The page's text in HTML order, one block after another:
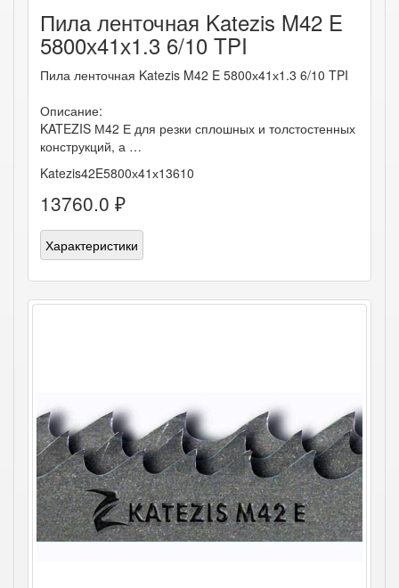
Пила ленточная Katezis M42 E
5800х41х1.3 6/10 TPI
Пила ленточная Katezis M42 E 5800х41х1.3 6/10 TPI
Описание:
KATEZIS М42 Е для резки сплошных и толстостенных
конструкций, а …
Katezis42E5800х41х13610
13760.0 ₽
Характеристики